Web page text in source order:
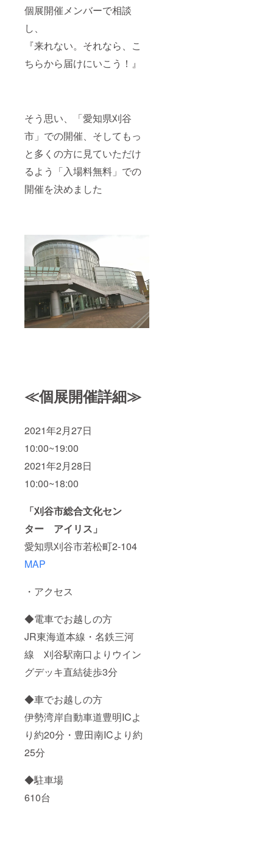
個展開催メンバーで相談
し、
『来れない。それなら、こ
ちらから届けにいこう！』
そう思い、「愛知県刈谷
市」での開催、そしてもっ
と多くの方に見ていただけ
るよう「入場料無料」での
開催を決めました
≪個展開催詳細≫
2021年2月27日
10:00~19:00
2021年2月28日
10:00~18:00
「刈谷市総合文化セン
ター アイリス」
愛知県刈谷市若松町2-104
MAP
・アクセス
◆電車でお越しの方
JR東海道本線・名鉄三河
線 刈谷駅南口よりウイン
グデッキ直結徒歩3分
◆車でお越しの方
伊勢湾岸自動車道豊明ICよ
り約20分・豊田南ICより約
25分
◆駐車場
610台